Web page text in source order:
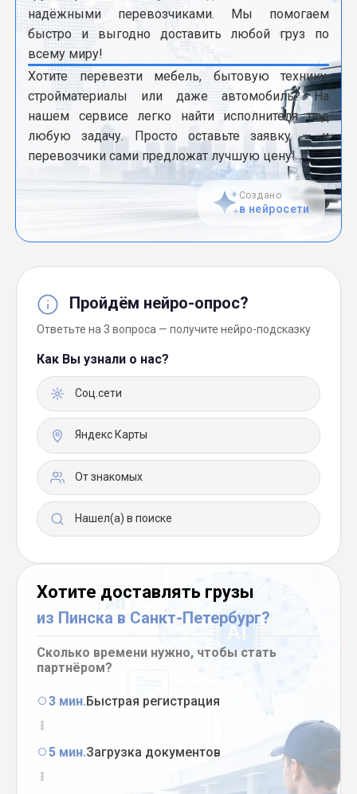
надёжными перевозчиками. Мы помогаем
быстро и выгодно доставить любой груз по
всему миру!
Хотите перевезти мебель, бытовую технику,
стройматериалы или даже автомобиль? На
нашем сервисе легко найти исполнителя под
любую задачу. Просто оставьте заявку — и
перевозчики сами предложат лучшую цену!
Создано
в нейросети
Пройдём нейро-опрос?
Ответьте на 3 вопроса — получите нейро-подсказку
Как Вы узнали о нас?
Соц.сети
Яндекс Карты
От знакомых
Нашел(а) в поиске
Хотите доставлять грузы
из Пинска в Санкт-Петербург?
Сколько времени нужно, чтобы стать
партнёром?
3 мин.Быстрая регистрация
5 мин.Загрузка документов